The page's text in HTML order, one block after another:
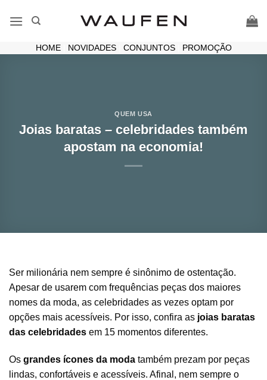
HOME| NOVIDADES| CONJUNTOS| PROMOÇÃO
QUEM USA
Joias baratas – celebridades também
apostam na economia!
Ser milionária nem sempre é sinônimo de ostentação.
Apesar de usarem com frequências peças dos maiores
nomes da moda, as celebridades as vezes optam por
opções mais acessíveis. Por isso, confira as joias baratas
das celebridades em 15 momentos diferentes.
Os grandes ícones da moda também prezam por peças
lindas, confortáveis e acessíveis. Afinal, nem sempre o